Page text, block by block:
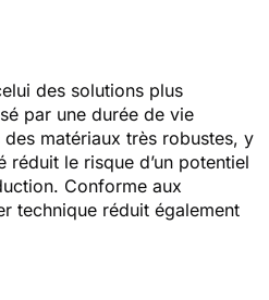
des solutions plus
par une durée de vie
matériaux très robustes, y
le risque d’un potentiel
Conforme aux
technique réduit également